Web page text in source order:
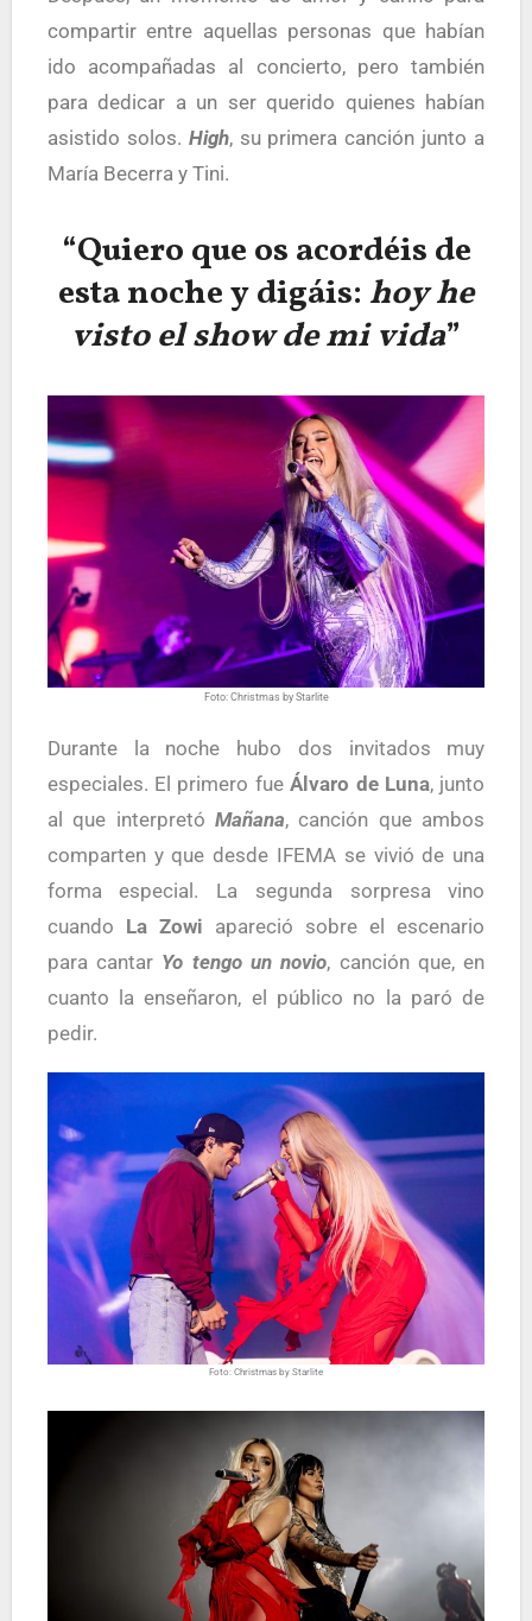
compartir entre aquellas personas que habían
ido acompañadas al concierto, pero también
para dedicar a un ser querido quienes habían
asistido solos. High, su primera canción junto a
María Becerra y Tini.
“Quiero que os acordéis de
esta noche y digáis: hoy he
visto el show de mi vida”
Foto: Christmas by Starlite
Durante la noche hubo dos invitados muy
especiales. El primero fueÁlvaro de Luna, junto
al que interpretó Mañana, canción que ambos
comparten y que desde IFEMA se vivió de una
forma especial. La segunda sorpresa vino
cuando La Zowi apareció sobre el escenario
para cantar Yo tengo un novio, canción que, en
cuanto la enseñaron, el público no la paró de
pedir.
Foto: Christmas by Starlite